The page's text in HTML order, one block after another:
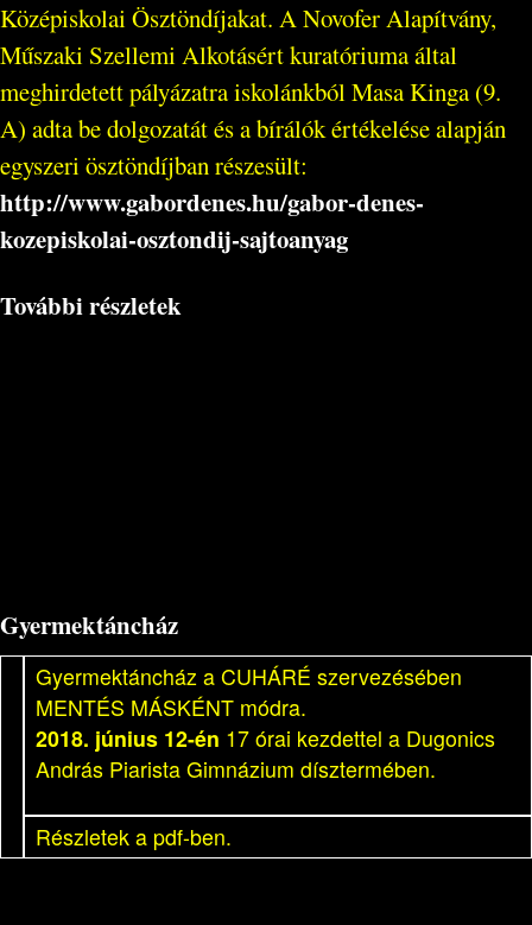
Középiskolai Ösztöndíjakat. A Novofer Alapítvány,
Műszaki Szellemi Alkotásért kuratóriuma által
meghirdetett pályázatra iskolánkból Masa Kinga (9.
A) adta be dolgozatát és a bírálók értékelése alapján
egyszeri ösztöndíjban részesült:
http://www.gabordenes.hu/gabor-denes-
kozepiskolai-osztondij-sajtoanyag
További részletek
Gyermektáncház
Gyermektáncház a CUHÁRÉ szervezésében
MENTÉS MÁSKÉNT módra.
2018. június 12-én 17 órai kezdettel a Dugonics
András Piarista Gimnázium dísztermében.
Részletek a pdf-ben.